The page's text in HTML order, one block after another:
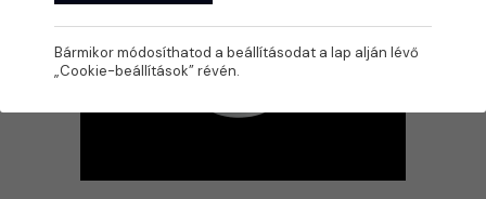
Bármikor módosíthatod a beállításodat a lap alján lévő
„Cookie-beállítások” révén.